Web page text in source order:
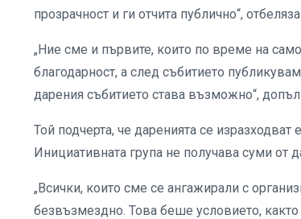
прозрачност и ги отчита публично“,
„Ние сме и първите, които по време на
благодарност, а след събитието
дарения събитието става възможно“,
Той подчерта, че даренията се
Инициативната група не получава суми от
„Всички, които сме се ангажирали с
безвъзмездно. Това беше условието, както